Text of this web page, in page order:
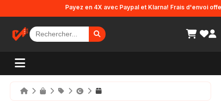
Payez en 4X avec Paypal et Klarna! Frais d'envoi
Panneau de gestion des cookies